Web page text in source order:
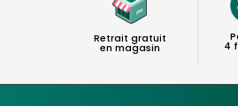
Retrait gratuit
en magasin 4